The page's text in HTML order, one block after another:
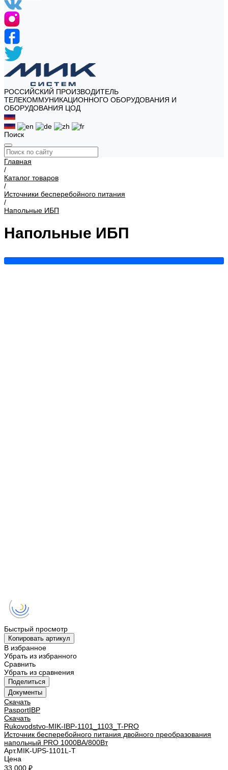
РОССИЙСКИЙ ПРОИЗВОДИТЕЛЬ
ТЕЛЕКОММУНИКАЦИОННОГО ОБОРУДОВАНИЯ И
ОБОРУДОВАНИЯ ЦОД
Поиск
Главная
/
Каталог товаров
/
Источники бесперебойного питания
/
Напольные ИБП
Напольные ИБП
Быстрый просмотр
Копировать артикул
В избранное
Убрать из избранного
Сравнить
Убрать из сравнения
Поделиться
Документы
Скачать
PasportIBP
Скачать
Rukovodstvo-MIK-IBP-1101_1103_T-PRO
Источник бесперебойного питания двойного преобразования
напольный PRO 1000ВА/800Вт
Арт.MIK-UPS-1101L-T
Цена
33 000 ₽